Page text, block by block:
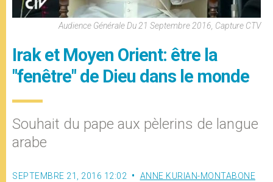
Audience Générale Du 21 Septembre 2016, Capture CTV
Irak et Moyen Orient: être la
"fenêtre" de Dieu dans le monde
Souhait du pape aux pèlerins de langue
arabe
SEPTEMBRE 21, 2016 12:02
ANNE KURIAN-MONTABONE